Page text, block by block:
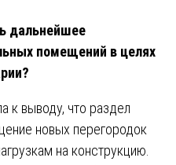
дальнейшее
помещений в целях
к выводу, что раздел
новых перегородок
на конструкцию.